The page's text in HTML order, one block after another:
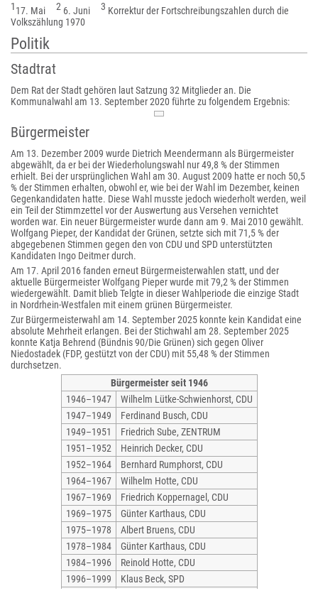
117. Mai 2 6. Juni 3 Korrektur der Fortschreibungszahlen durch die
Volkszählung 1970
Politik
Stadtrat
Dem Rat der Stadt gehören laut Satzung 32 Mitglieder an. Die
Kommunalwahl am 13. September 2020 führte zu folgendem Ergebnis:
Bürgermeister
Am 13. Dezember 2009 wurde Dietrich Meendermann als Bürgermeister
abgewählt, da er bei der Wiederholungswahl nur 49,8 % der Stimmen
erhielt. Bei der ursprünglichen Wahl am 30. August 2009 hatte er noch 50,5
% der Stimmen erhalten, obwohl er, wie bei der Wahl im Dezember, keinen
Gegenkandidaten hatte. Diese Wahl musste jedoch wiederholt werden, weil
ein Teil der Stimmzettel vor der Auswertung aus Versehen vernichtet
worden war. Ein neuer Bürgermeister wurde dann am 9. Mai 2010 gewählt.
Wolfgang Pieper, der Kandidat der Grünen, setzte sich mit 71,5 % der
abgegebenen Stimmen gegen den von CDU und SPD unterstützten
Kandidaten Ingo Deitmer durch.
Am 17. April 2016 fanden erneut Bürgermeisterwahlen statt, und der
aktuelle Bürgermeister Wolfgang Pieper wurde mit 79,2 % der Stimmen
wiedergewählt. Damit blieb Telgte in dieser Wahlperiode die einzige Stadt
in Nordrhein-Westfalen mit einem grünen Bürgermeister.
Zur Bürgermeisterwahl am 14. September 2025 konnte kein Kandidat eine
absolute Mehrheit erlangen. Bei der Stichwahl am 28. September 2025
konnte Katja Behrend (Bündnis 90/Die Grünen) sich gegen Oliver
Niedostadek (FDP, gestützt von der CDU) mit 55,48 % der Stimmen
durchsetzen.
Bürgermeister seit 1946
1946–1947
Wilhelm Lütke-Schwienhorst, CDU
1947–1949
Ferdinand Busch, CDU
1949–1951
Friedrich Sube, ZENTRUM
1951–1952
Heinrich Decker, CDU
1952–1964
Bernhard Rumphorst, CDU
1964–1967
Wilhelm Hotte, CDU
1967–1969
Friedrich Koppernagel, CDU
1969–1975
Günter Karthaus, CDU
1975–1978
Albert Bruens, CDU
1978–1984
Günter Karthaus, CDU
1984–1996
Reinold Hotte, CDU
1996–1999
Klaus Beck, SPD